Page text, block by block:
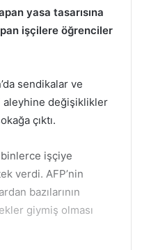
yasa tasarısına
işçilere öğrenciler
sendikalar ve
aleyhine değişiklikler
çıktı.
işçiye
verdi. AFP’nin
bazılarının
giymiş olması